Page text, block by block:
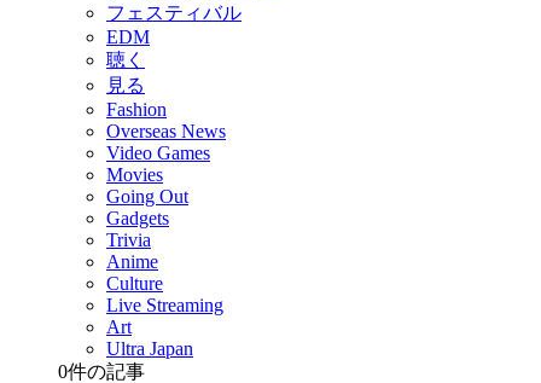
フェスティバル
EDM
聴く
見る
Fashion
Overseas News
Video Games
Movies
Going Out
Gadgets
Trivia
Anime
Culture
Live Streaming
Art
Ultra Japan
0件の記事